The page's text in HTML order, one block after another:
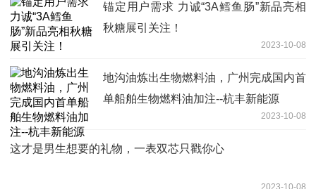
锚定用户需求 力诚“3A鳕鱼肠”新品亮相
秋糖展引关注！
2023-10-08
地沟油炼出生物燃料油，广州完成国内首
单船舶生物燃料油加注--杭丰新能源
2023-10-08
这才是男生想要的礼物，一表双芯只戳你心